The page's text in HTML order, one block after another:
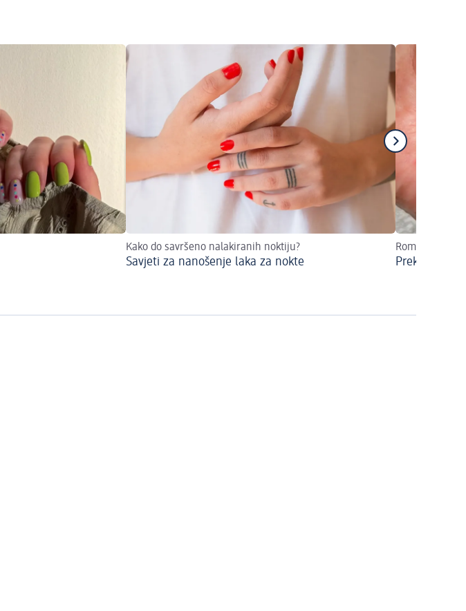
Kako do savršeno nalakiranih noktiju?
Savjeti za nanošenje laka za nokte
Romantični
Prekrasni